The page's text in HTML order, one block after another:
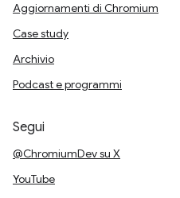
Aggiornamenti di Chromium
Case study
Archivio
Podcast e programmi
Segui
@ChromiumDev su X
YouTube